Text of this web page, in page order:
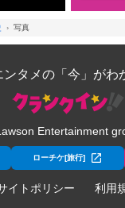
写真
ンタメの「今」がわ
Entertainment
ローチケ[旅行]
イトポリシー 利用